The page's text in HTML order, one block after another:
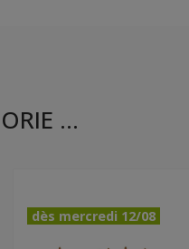
...
dès mercredi 12/08